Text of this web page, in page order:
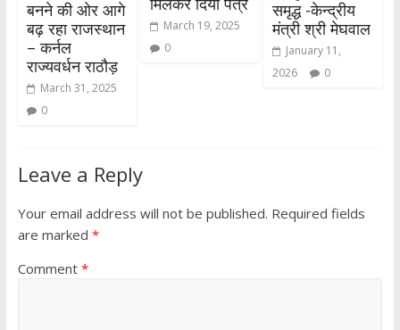
बनने की ओर आगे
बढ़ रहा राजस्थान
– कर्नल
राज्यवर्धन राठौड़
March 31, 2025
0
March 19, 2025
0
समृद्ध -केन्द्रीय
मंत्री श्री मेघवाल
January 11,
2026
0
Leave a Reply
Your email address will not be published. Required fields
are marked *
Comment *